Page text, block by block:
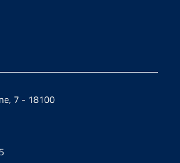
7 - 18100